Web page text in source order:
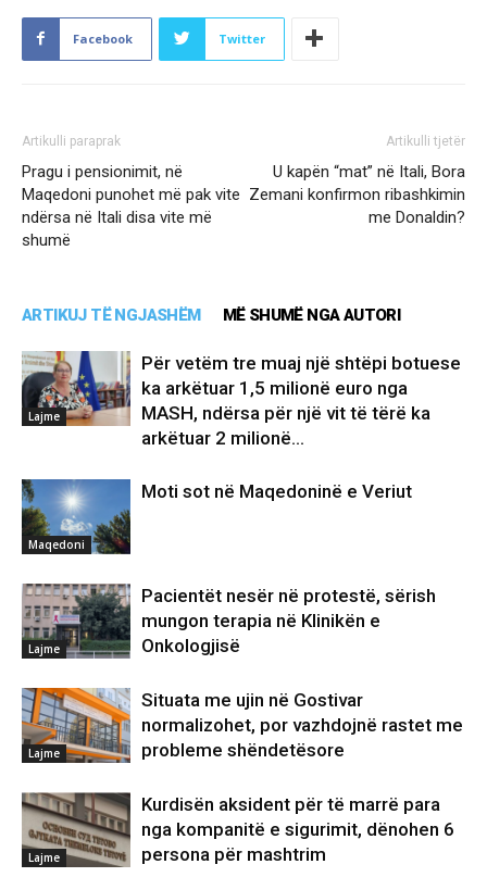
Facebook Twitter
Artikulli paraprak
Pragu i pensionimit, në
Maqedoni punohet më pak vite
ndërsa në Itali disa vite më
shumë
Artikulli tjetër
U kapën “mat” në Itali, Bora
Zemani konfirmon ribashkimin
me Donaldin?
ARTIKUJ TË NGJASHËM MË SHUMË NGA AUTORI
Lajme
Për vetëm tre muaj një shtëpi botuese
ka arkëtuar 1,5 milionë euro nga
MASH, ndërsa për një vit të tërë ka
arkëtuar 2 milionë...
Maqedoni
Moti sot në Maqedoninë e Veriut
Lajme
Pacientët nesër në protestë, sërish
mungon terapia në Klinikën e
Onkologjisë
Lajme
Situata me ujin në Gostivar
normalizohet, por vazhdojnë rastet me
probleme shëndetësore
Lajme
Kurdisën aksident për të marrë para
nga kompanitë e sigurimit, dënohen 6
persona për mashtrim